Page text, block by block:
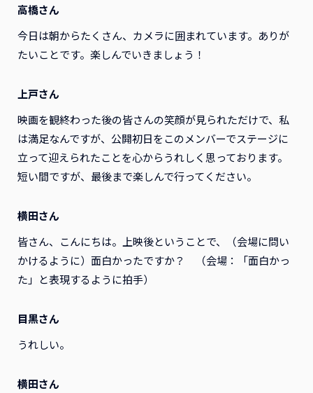
高橋さん
今日は朝からたくさん、カメラに囲まれています。ありが
たいことです。楽しんでいきましょう！
上戸さん
映画を観終わった後の皆さんの笑顔が見られただけで、私
は満足なんですが、公開初日をこのメンバーでステージに
立って迎えられたことを心からうれしく思っております。
短い間ですが、最後まで楽しんで行ってください。
横田さん
皆さん、こんにちは。上映後ということで、（会場に問い
かけるように）面白かったですか？ （会場：「面白かっ
た」と表現するように拍手）
目黒さん
うれしい。
横田さん